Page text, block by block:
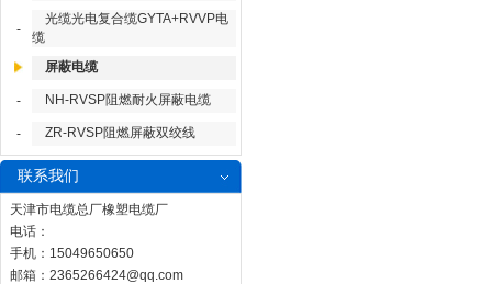
-
光缆光电复合缆GYTA+RVVP电
缆
屏蔽电缆
- NH-RVSP阻燃耐火屏蔽电缆
- ZR-RVSP阻燃屏蔽双绞线
联系我们
天津市电缆总厂橡塑电缆厂
电话：
手机：15049650650
邮箱： 2365266424@qq.com